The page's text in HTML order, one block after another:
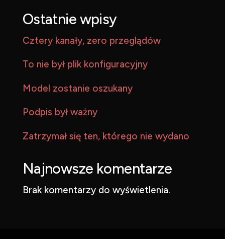
Ostatnie wpisy
Cztery kanały, zero przeglądów
To nie był plik konfiguracyjny
Model zostanie oszukany
Podpis był ważny
Zatrzymał się ten, którego nie wydano
Najnowsze komentarze
Brak komentarzy do wyświetlenia.